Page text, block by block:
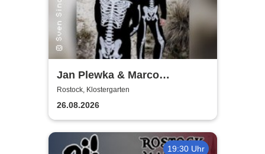
Jan Plewka & Marco
Schmedtje - Between the
Lights
Rostock, Klostergarten
26.08.2026
19:30 Uhr